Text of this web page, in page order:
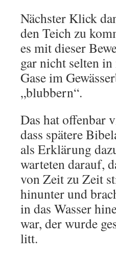
Nächster Klick
den Teich zu
es mit dieser
gar nicht selten
Gase im
„blubbern“.
Das hat offenbar
dass spätere
als Erklärung
warteten darauf,
von Zeit zu Zeit
hinunter und
in das Wasser
war, der wurde
litt.